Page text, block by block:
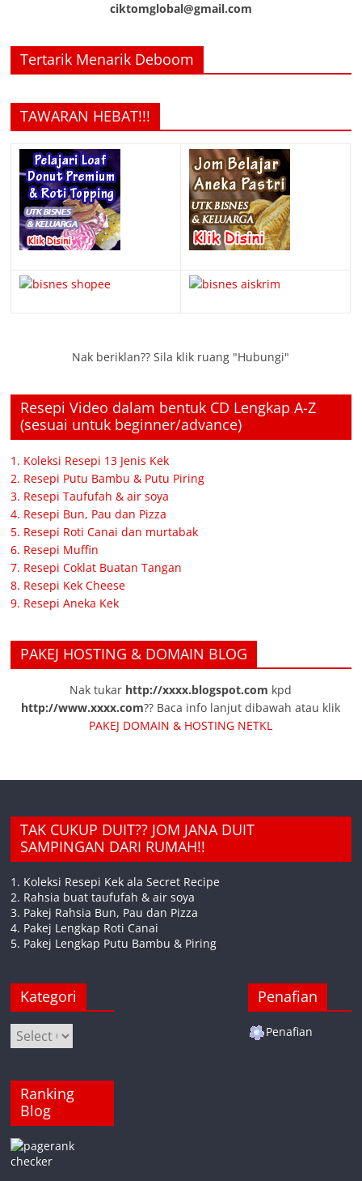
ciktomglobal@gmail.com
Tertarik Menarik Deboom
TAWARAN HEBAT!!!
Nak beriklan?? Sila klik ruang "Hubungi"
Resepi Video dalam bentuk CD Lengkap A-Z
(sesuai untuk beginner/advance)
1. Koleksi Resepi 13 Jenis Kek
2. Resepi Putu Bambu & Putu Piring
3. Resepi Taufufah & air soya
4. Resepi Bun, Pau dan Pizza
5. Resepi Roti Canai dan murtabak
6. Resepi Muffin
7. Resepi Coklat Buatan Tangan
8. Resepi Kek Cheese
9. Resepi Aneka Kek
PAKEJ HOSTING & DOMAIN BLOG
Nak tukar http://xxxx.blogspot.com kpd
http://www.xxxx.com?? Baca info lanjut dibawah atau klik
PAKEJ DOMAIN & HOSTING NETKL
TAK CUKUP DUIT?? JOM JANA DUIT
SAMPINGAN DARI RUMAH!!
1. Koleksi Resepi Kek ala Secret Recipe
2. Rahsia buat taufufah & air soya
3. Pakej Rahsia Bun, Pau dan Pizza
4. Pakej Lengkap Roti Canai
5. Pakej Lengkap Putu Bambu & Piring
Kategori
Kategori
Ranking
Blog
Penafian
Penafian